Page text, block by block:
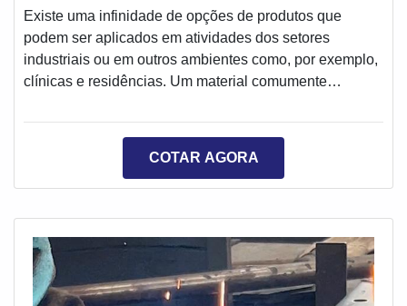
Existe uma infinidade de opções de produtos que
podem ser aplicados em atividades dos setores
industriais ou em outros ambientes como, por exemplo,
clínicas e residências. Um material comumente
do local onde é aplicado, é a resina epóxi com carga.A
aplicada em diversos locais como, por exemplo, pisos,
COTAR AGORA